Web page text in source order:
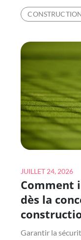
LES
DE
DE
?
Posted
on
JUILLET 24, 2026
Comment
dès la
Garantir la